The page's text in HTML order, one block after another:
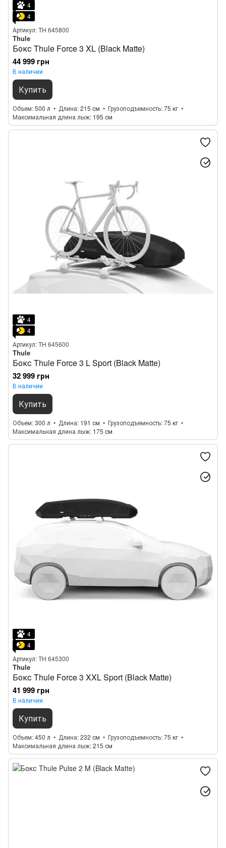
4
4
Артикул: TH 645800
Thule
Бокс Thule Force 3 XL (Black Matte)
44 999 грн
В наличии
Купить
Объем 500 л Длина 215 см Грузоподъемность 75 кг
Максимальная длина лыж 195 см
4
4
Артикул: TH 645600
Thule
Бокс Thule Force 3 L Sport (Black Matte)
32 999 грн
В наличии
Купить
Объем 300 л Длина 191 см Грузоподъемность 75 кг
Максимальная длина лыж 175 см
4
4
Артикул: TH 645300
Thule
Бокс Thule Force 3 XXL Sport (Black Matte)
41 999 грн
В наличии
Купить
Объем 450 л Длина 232 см Грузоподъемность 75 кг
Максимальная длина лыж 215 см